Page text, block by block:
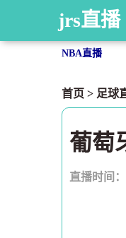
jrs直播
NBA直播
首页 > 足球
葡萄
直播时间